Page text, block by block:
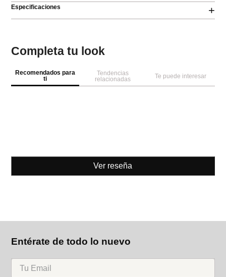
Especificaciones +
Completa tu look
Recomendados para
ti
Tendencias
relacionadas
Te puede interesar
Ver reseña
Entérate de todo lo nuevo